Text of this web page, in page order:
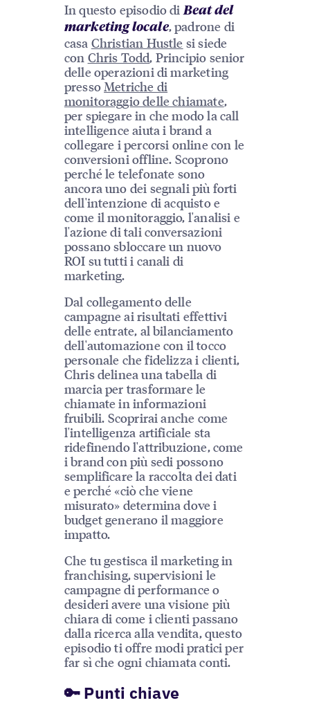
In questo episodio di Beat del
marketing locale, padrone di
casa Christian Hustle si siede
con Chris Todd, Principio senior
delle operazioni di marketing
presso Metriche di
monitoraggio delle chiamate,
per spiegare in che modo la call
intelligence aiuta i brand a
collegare i percorsi online con le
conversioni offline. Scoprono
perché le telefonate sono
ancora uno dei segnali più forti
dell'intenzione di acquisto e
come il monitoraggio, l'analisi e
l'azione di tali conversazioni
possano sbloccare un nuovo
ROI su tutti i canali di
marketing.
Dal collegamento delle
campagne ai risultati effettivi
delle entrate, al bilanciamento
dell'automazione con il tocco
personale che fidelizza i clienti,
Chris delinea una tabella di
marcia per trasformare le
chiamate in informazioni
fruibili. Scoprirai anche come
l'intelligenza artificiale sta
ridefinendo l'attribuzione, come
i brand con più sedi possono
semplificare la raccolta dei dati
e perché «ciò che viene
misurato» determina dove i
budget generano il maggiore
impatto.
Che tu gestisca il marketing in
franchising, supervisioni le
campagne di performance o
desideri avere una visione più
chiara di come i clienti passano
dalla ricerca alla vendita, questo
episodio ti offre modi pratici per
far sì che ogni chiamata conti.
🔑 Punti chiave